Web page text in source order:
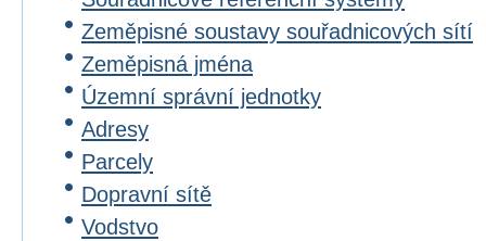
Zeměpisné soustavy souřadnicových sítí
Zeměpisná jména
Územní správní jednotky
Adresy
Parcely
Dopravní sítě
Vodstvo